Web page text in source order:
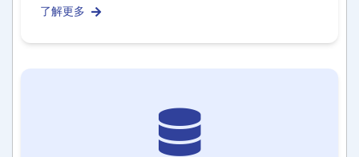
了解更多